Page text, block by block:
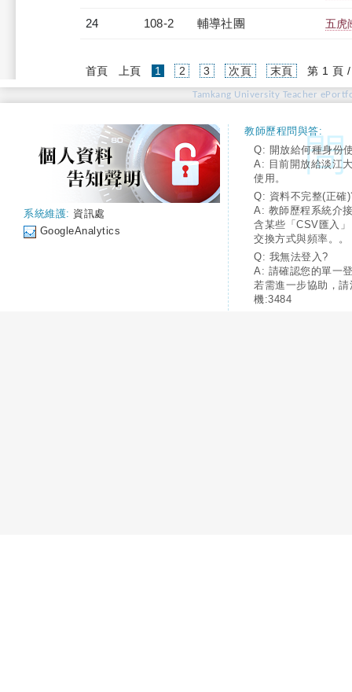
24 108-2 輔導社團 五虎
首頁 上頁 1 (current)
2 3 次頁 末頁 第 1 頁
Tamkang University Teacher
系統維護: 資訊處
GoogleAnalytics
教師歷程問與答:
Q: 開放給何種身份
A: 目前開放給淡江
使用。
Q: 資料不完整(正確
A: 教師歷程系統介
含某些「CSV匯入
交換方式與頻率。。
Q: 我無法登入?
A: 請確認您的單一
若需進一步協助，
機:3484